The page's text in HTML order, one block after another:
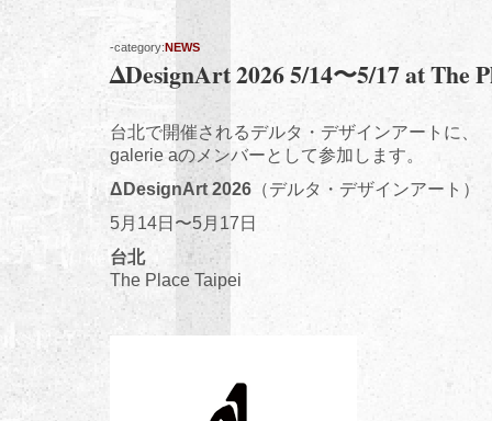
-category:NEWS
ΔDesignArt 2026 5/14〜5/17 at The
台北で開催されるデルタ・デザインアートに、
galerie aのメンバーとして参加します。
ΔDesignArt 2026 （デルタ・デザインアート）
5月14日〜5月17日
台北
The Place Taipei